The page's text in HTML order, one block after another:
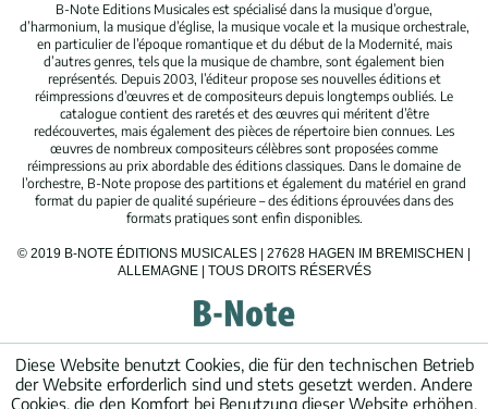
B-Note Editions Musicales est spécialisé dans la musique d’orgue,
d’harmonium, la musique d’église, la musique vocale et la musique orchestrale,
en particulier de l’époque romantique et du début de la Modernité, mais
d’autres genres, tels que la musique de chambre, sont également bien
représentés. Depuis 2003, l’éditeur propose ses nouvelles éditions et
réimpressions d’œuvres et de compositeurs depuis longtemps oubliés. Le
catalogue contient des raretés et des œuvres qui méritent d’être
redécouvertes, mais également des pièces de répertoire bien connues. Les
œuvres de nombreux compositeurs célèbres sont proposées comme
réimpressions au prix abordable des éditions classiques. Dans le domaine de
l’orchestre, B-Note propose des partitions et également du matériel en grand
format du papier de qualité supérieure – des éditions éprouvées dans des
formats pratiques sont enfin disponibles.
© 2019 B-NOTE ÉDITIONS MUSICALES | 27628 HAGEN IM BREMISCHEN |
ALLEMAGNE | TOUS DROITS RÉSERVÉS
Diese Website benutzt Cookies, die für den technischen Betrieb
der Website erforderlich sind und stets gesetzt werden. Andere
Cookies, die den Komfort bei Benutzung dieser Website erhöhen,